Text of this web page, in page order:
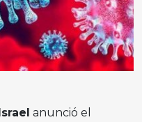
Israel anunció el